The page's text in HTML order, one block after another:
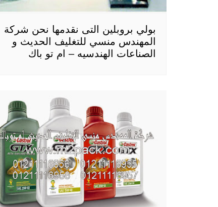
بولي بروبلين التى نقدمها نحن شركة
المهندس منسي للتغليف الحديث و
الصناعات الهندسيه – ام تو باك